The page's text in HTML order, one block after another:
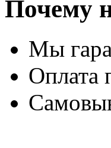
Почему
Мы
Оплата